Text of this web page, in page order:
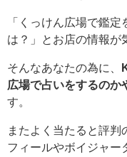
「くっけん広場で鑑
は？」とお店の情報が
そんなあなたの為に、
広場で占いをするのか
す。
またよく当たると評判
フィールやボイジャー